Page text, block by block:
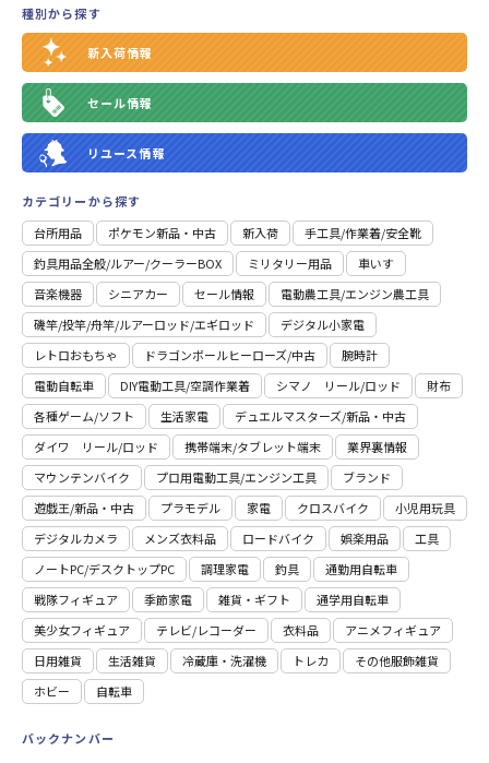
種別から探す
新入荷情報
セール情報
リユース情報
カテゴリーから探す
台所用品
ポケモン新品・中古 新入荷
⼿⼯具/作業着/安全靴
釣具用品全般/ルアー/クーラーBOX
ミリタリー用品
車いす
音楽機器
シニアカー セール情報
電動農工具/エンジン農工具
磯竿/投竿/舟竿/ルアーロッド/エギロッド
デジタル小家電
レトロおもちゃ
ドラゴンボールヒーローズ/中古
腕時計
電動自転車
DIY電動工具/空調作業着 シマノ リール/ロッド
財布
各種ゲーム/ソフト
生活家電
デュエルマスターズ/新品・中古
ダイワ リール/ロッド
携帯端末/タブレット端末
業界裏情報
マウンテンバイク
プロ用電動⼯具/エンジン⼯具
ブランド
遊戯王/新品・中古
プラモデル 家電 クロスバイク
小児用玩具
デジタルカメラ
メンズ衣料品 ロードバイク 娯楽用品
工具
ノートPC/デスクトップPC
調理家電 釣具
通勤用自転車
戦隊フィギュア
季節家電 雑貨・ギフト
通学用自転車
美少女フィギュア
テレビ/レコーダー 衣料品
アニメフィギュア
日用雑貨
⽣活雑貨 冷蔵庫・洗濯機 トレカ
その他服飾雑貨
ホビー
自転車
バックナンバー